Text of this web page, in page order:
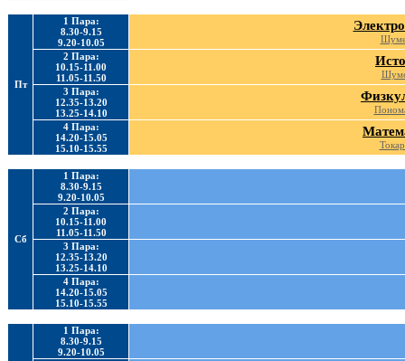
Пт
1 Пара:
8.30-9.15
9.20-10.05
2 Пара:
10.15-11.00
11.05-11.50
3 Пара:
12.35-13.20
13.25-14.10
4 Пара:
14.20-15.05
15.10-15.55
Сб
1 Пара:
8.30-9.15
9.20-10.05
2 Пара:
10.15-11.00
11.05-11.50
3 Пара:
12.35-13.20
13.25-14.10
4 Пара:
14.20-15.05
15.10-15.55
1 Пара:
8.30-9.15
9.20-10.05